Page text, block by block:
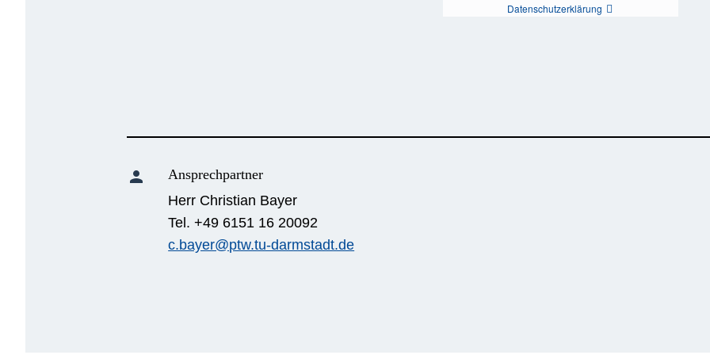
Datenschutzerklärung
person
Ansprechpartner
Herr Christian Bayer
Tel. +49 6151 16 20092
c.bayer@ptw.tu-darmstadt.de